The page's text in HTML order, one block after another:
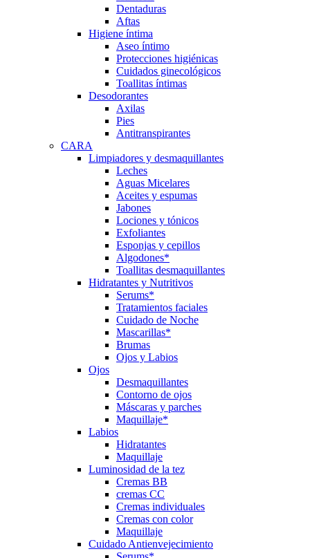
Dentaduras
Aftas
Higiene íntima
Aseo íntimo
Protecciones higiénicas
Cuidados ginecológicos
Toallitas íntimas
Desodorantes
Axilas
Pies
Antitranspirantes
CARA
Limpiadores y desmaquillantes
Leches
Aguas Micelares
Aceites y espumas
Jabones
Lociones y tónicos
Exfoliantes
Esponjas y cepillos
Algodones*
Toallitas desmaquillantes
Hidratantes y Nutritivos
Serums*
Tratamientos faciales
Cuidado de Noche
Mascarillas*
Brumas
Ojos y Labios
Ojos
Desmaquillantes
Contorno de ojos
Máscaras y parches
Maquillaje*
Labios
Hidratantes
Maquillaje
Luminosidad de la tez
Cremas BB
cremas CC
Cremas individuales
Cremas con color
Maquillaje
Cuidado Antienvejecimiento